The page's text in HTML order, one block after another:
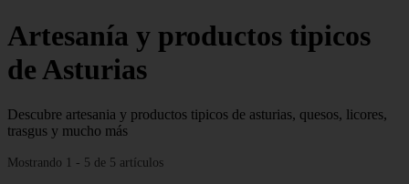
Artesanía y productos tipicos
de Asturias
Descubre artesania y productos tipicos de asturias, quesos, licores,
trasgus y mucho más
Mostrando 1 - 5 de 5 artículos